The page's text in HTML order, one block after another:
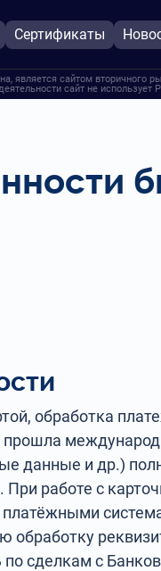
Сертификаты
является сайтом вторичного
сайт не
обработка
прошла
данные и др.)
При работе с
обработку
сделкам с